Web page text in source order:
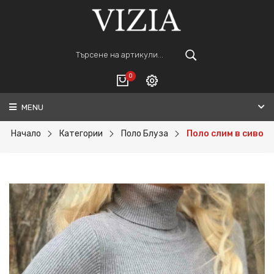
0
ВАШАТА КОЛИЧКА Е ПРАЗНА.
ПОРЪЧАЙ
Регистрация
MENU
Начало Категории Поло Блуза Поло слим в сиво